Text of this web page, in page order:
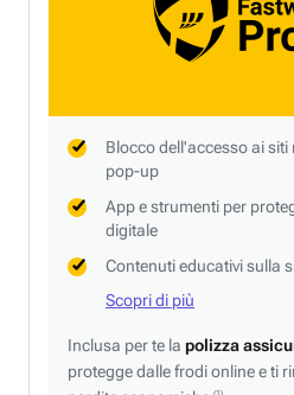
Blocco dell'accesso ai
pop-up
App e strumenti per
digitale
Contenuti educativi sulla
Scopri di più
Inclusa per te la polizza
protegge dalle frodi online e ti